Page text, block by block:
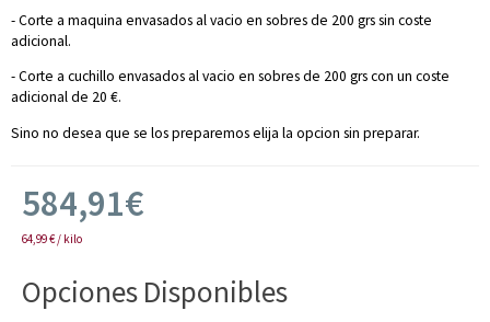
- Corte a maquina envasados al vacio en sobres de 200 grs sin coste
adicional.
- Corte a cuchillo envasados al vacio en sobres de 200 grs con un coste
adicional de 20 €.
Sino no desea que se los preparemos elija la opcion sin preparar.
584,91€
64,99 € / kilo
Opciones Disponibles